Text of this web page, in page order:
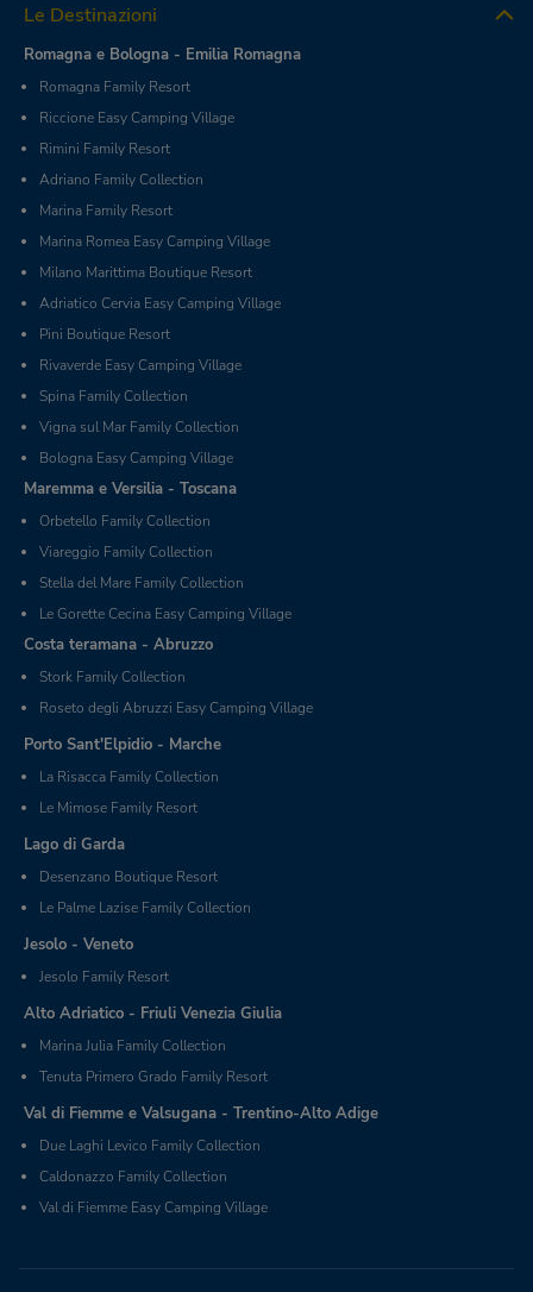
Le Destinazioni
Romagna e Bologna - Emilia Romagna
Romagna Family Resort
Riccione Easy Camping Village
Rimini Family Resort
Adriano Family Collection
Marina Family Resort
Marina Romea Easy Camping Village
Milano Marittima Boutique Resort
Adriatico Cervia Easy Camping Village
Pini Boutique Resort
Rivaverde Easy Camping Village
Spina Family Collection
Vigna sul Mar Family Collection
Bologna Easy Camping Village
Maremma e Versilia - Toscana
Orbetello Family Collection
Viareggio Family Collection
Stella del Mare Family Collection
Le Gorette Cecina Easy Camping Village
Costa teramana - Abruzzo
Stork Family Collection
Roseto degli Abruzzi Easy Camping Village
Porto Sant'Elpidio - Marche
La Risacca Family Collection
Le Mimose Family Resort
Lago di Garda
Desenzano Boutique Resort
Le Palme Lazise Family Collection
Jesolo - Veneto
Jesolo Family Resort
Alto Adriatico - Friuli Venezia Giulia
Marina Julia Family Collection
Tenuta Primero Grado Family Resort
Val di Fiemme e Valsugana - Trentino-Alto Adige
Due Laghi Levico Family Collection
Caldonazzo Family Collection
Val di Fiemme Easy Camping Village